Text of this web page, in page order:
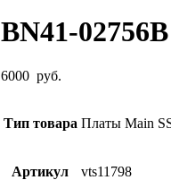
BN41-
6000 руб.
Тип товара Платы Main
Артикул vts11798